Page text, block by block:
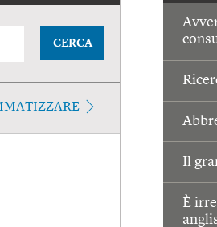
Il
È
CERCA